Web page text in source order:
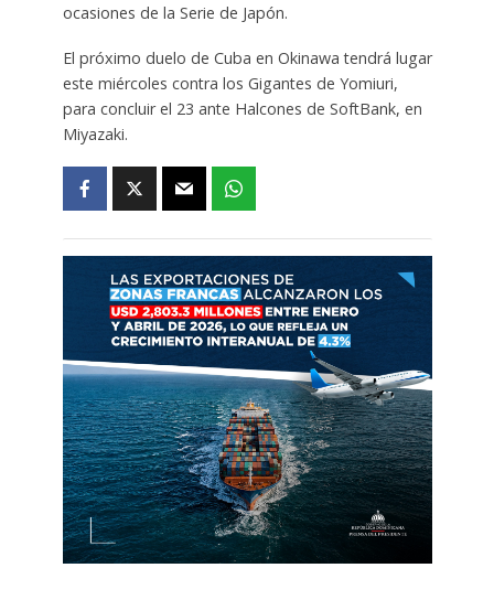
ocasiones de la Serie de Japón.
El próximo duelo de Cuba en Okinawa tendrá lugar
este miércoles contra los Gigantes de Yomiuri,
para concluir el 23 ante Halcones de SoftBank, en
Miyazaki.